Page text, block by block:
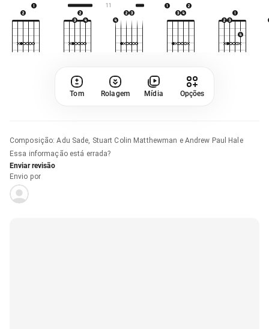
11
Tom Rolagem Mídia Opções
Composição:Adu Sade, Stuart Colin Matthewman e Andrew Paul Hale
Essa informação está errada?
Enviar revisão
Envio por